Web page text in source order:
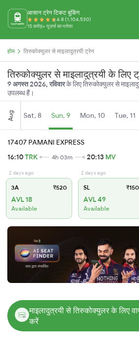
आसान ट्रेन टिकट बुकिंग
4.8 (1,104,530)
15 करोड़+ यूज़र्स का भरोसा
होम तिरुकोक्युलर से माइलादुत्रयी ट्रेन
तिरुकोक्युलर से माइलादुत्रयी के लिए
9 अगस्त 2026, रविवारके लिए तिरुकोक्युलर से
उपलब्ध हैं।
Aug Sat, 8 Sun, 9 Mon, 10 Tue, 11
17407 PAMANI EXPRESS
16:10TRK 4h 03m 20:13 MV
2 days ago
3A ₹520
AVL 18
Available
2 days ago
SL ₹150
AVL 49
Available
माइलादुत्रयी से तिरुकोक्युलर के लिए
करें